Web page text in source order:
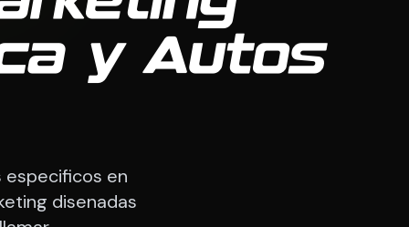
y Autos
especificos en
disenadas